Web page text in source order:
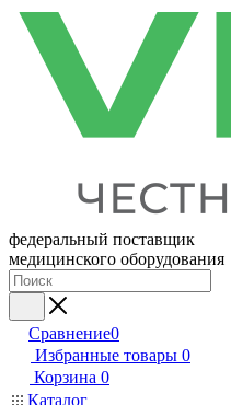
федеральный поставщик
медицинского оборудования
Сравнение0
Избранные товары 0
Корзина 0
Каталог